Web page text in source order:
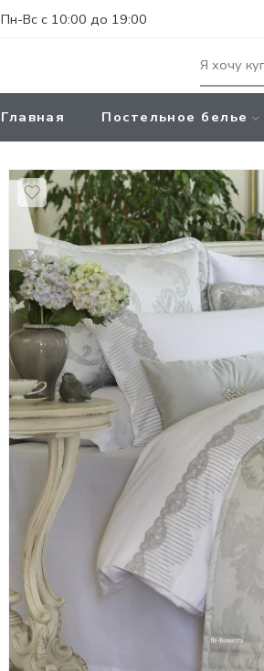
Пн-Вс с 10:00 до 19:00
Главная Постельное белье